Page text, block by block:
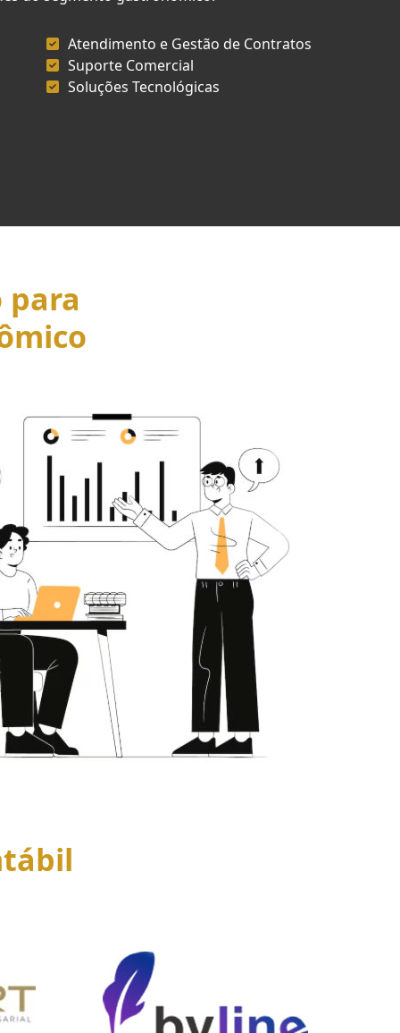
Atendimento e Gestão de Contratos
Suporte Comercial
Soluções Tecnológicas
para